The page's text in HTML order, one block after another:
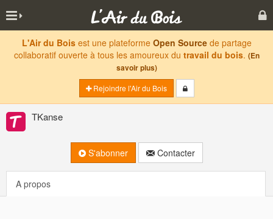
L'Air du Boisest une plateforme Open Sourcede partage
collaboratif ouverte à tous les amoureux du travail du bois. (En
savoir plus)
Rejoindre l'Air du Bois
TKanse
S'abonner Contacter
A propos